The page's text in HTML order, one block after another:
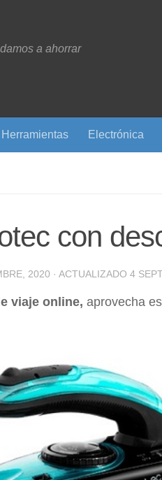
a ahorrar
Herramientas Electrónica
con
2020 · ACTUALIZADO 4
viaje online, aprovecha